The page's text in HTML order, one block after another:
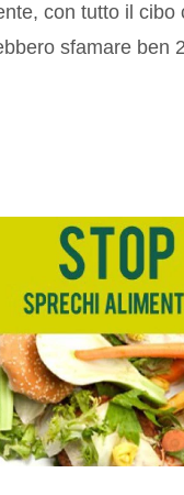
con tutto il cibo
sfamare ben